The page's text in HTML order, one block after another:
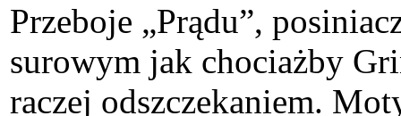
Przeboje „Prądu”,
surowym jak chociażby
raczej odszczekaniem.